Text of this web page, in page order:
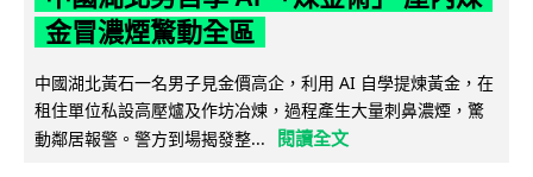
金冒濃煙驚動全區
中國湖北黃石一名男子見金價高企，利用 AI 自學提煉黃金，在
租住單位私設高壓爐及作坊冶煉，過程產生大量刺鼻濃煙，驚
動鄰居報警。警方到場揭發整...
閱讀全文